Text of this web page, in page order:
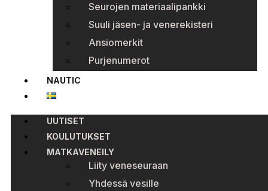
Seurojen materiaalipankki
Suuli jäsen- ja venerekisteri
Ansiomerkit
Purjenumerot
NAUTIC
UUTISET
KOULUTUKSET
MATKAVENEILY
Liity veneseuraan
Yhdessä vesille